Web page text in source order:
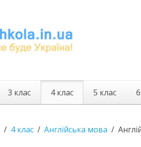
3 клас 4 клас 5 клас
4 клас Англійська мова